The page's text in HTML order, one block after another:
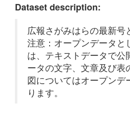
Dataset description:
広報さがみはらの最新号
注意：オープンデータと
は、テキストデータで公
ータの文字、文章及び表
図についてはオープンデ
ります。